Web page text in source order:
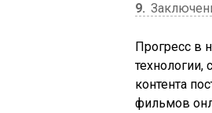
9
Прогресс в
технологии,
контента
фильмов